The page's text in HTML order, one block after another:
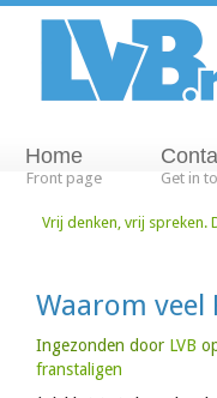
Home
Front page Get in
Vrij denken, vrij spreken.
Waarom veel
Ingezonden door LVB
franstaligen